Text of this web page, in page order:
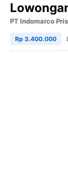
PT Indomarco
Rp 3.400.000